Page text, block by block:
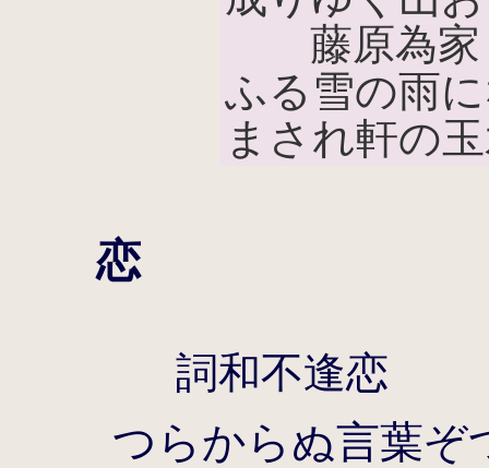
藤原為家
ふる雪の雨
まされ軒の
恋
詞和不逢恋
つらからぬ言葉ぞ